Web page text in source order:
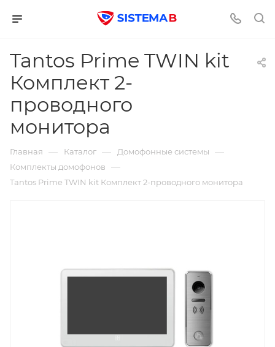
Tantos Prime TWIN kit
Комплект 2-
проводного
монитора
Главная — Каталог — Домофонные системы —
Комплекты домофонов —
Tantos Prime TWIN kit Комплект 2-проводного монитора